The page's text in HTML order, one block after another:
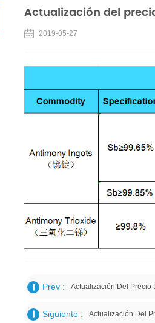
Actualización del
2019-05-27
Prev : Actualización Del Precio
Siguiente : Actualización Del